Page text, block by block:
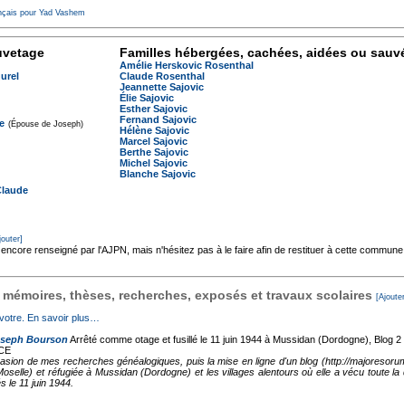
pour Yad Vashem
(Épouse de Joseph)
Familles hébergées, cachées, aidées ou
Amélie Herskovic Rosenthal
Claude Rosenthal
Jeannette Sajovic
Élie Sajovic
Esther Sajovic
Fernand Sajovic
Hélène Sajovic
Marcel Sajovic
Berthe Sajovic
Michel Sajovic
Blanche Sajovic
renseigné par l'AJPN, mais n'hésitez pas à le faire afin de restituer à cette
thèses, recherches, exposés et travaux scolaires
En savoir plus…
BoursonArrêté comme otage et fusillé le 11 juin 1944 à Mussidan (Dordogne), Blog 2
de mes recherches généalogiques, puis la mise en ligne d'un blog (http://
et réfugiée à Mussidan (Dordogne) et les villages alentours où elle a vécu toute
le 11 juin 1944.